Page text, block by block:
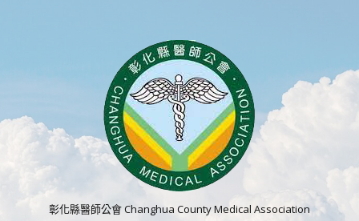
彰化縣醫師公會 Changhua County Medical Association